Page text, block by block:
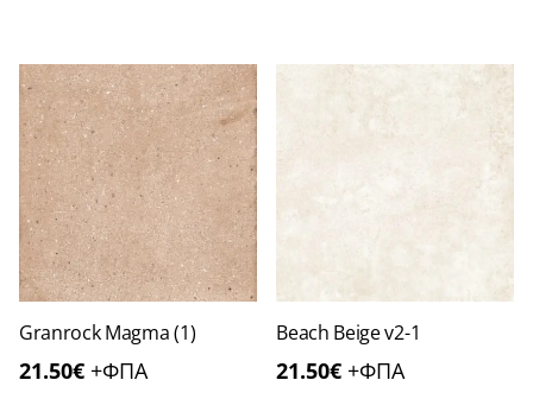
Granrock Magma (1)
21.50€ +ΦΠΑ
Beach Beige v2-1
21.50€ +ΦΠΑ